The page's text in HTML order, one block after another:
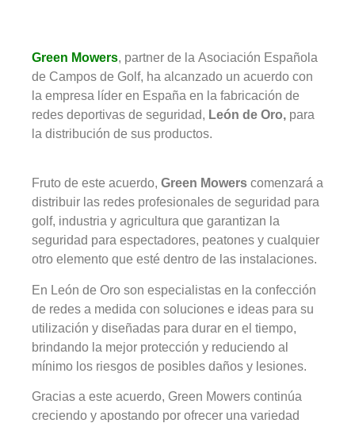
Green Mowers, partner de la Asociación Española
de Campos de Golf, ha alcanzado un acuerdo con
la empresa líder en España en la fabricación de
redes deportivas de seguridad, León de Oro, para
la distribución de sus productos.
Fruto de este acuerdo, Green Mowers comenzará a
distribuir las redes profesionales de seguridad para
golf, industria y agricultura que garantizan la
seguridad para espectadores, peatones y cualquier
otro elemento que esté dentro de las instalaciones.
En León de Oro son especialistas en la confección
de redes a medida con soluciones e ideas para su
utilización y diseñadas para durar en el tiempo,
brindando la mejor protección y reduciendo al
mínimo los riesgos de posibles daños y lesiones.
Gracias a este acuerdo, Green Mowers continúa
creciendo y apostando por ofrecer una variedad